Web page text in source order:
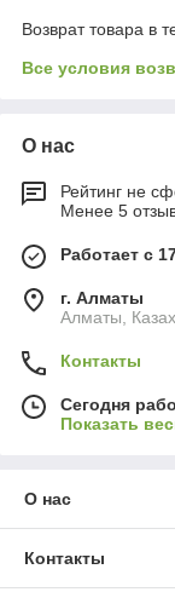
Возврат товара в
Все условия
О нас
Рейтинг не
Менее 5
Работает с
г. Алматы
Алматы,
Контакты
Сегодня
Показать
О нас
Контакты